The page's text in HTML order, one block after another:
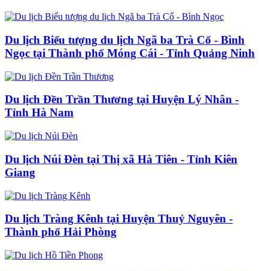
Du lịch Biểu tượng du lịch Ngã ba Trà Cổ - Bình
Ngọc tại Thành phố Móng Cái - Tỉnh Quảng Ninh
Du lịch Đền Trần Thương tại Huyện Lý Nhân -
Tỉnh Hà Nam
Du lịch Núi Đèn tại Thị xã Hà Tiên - Tỉnh Kiên
Giang
Du lịch Tràng Kênh tại Huyện Thuỷ Nguyên -
Thành phố Hải Phòng